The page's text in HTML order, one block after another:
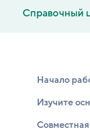
Справочный
Начало
Изучите